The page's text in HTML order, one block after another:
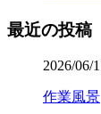
最近の投稿
2026/06/
作業風景